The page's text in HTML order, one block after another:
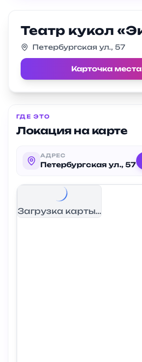
Театр кукол
Петербургская ул., 57
Карточка места
ГДЕ ЭТО
Локация на карте
АДРЕС
Петербургская ул., 57
Загрузка карты...